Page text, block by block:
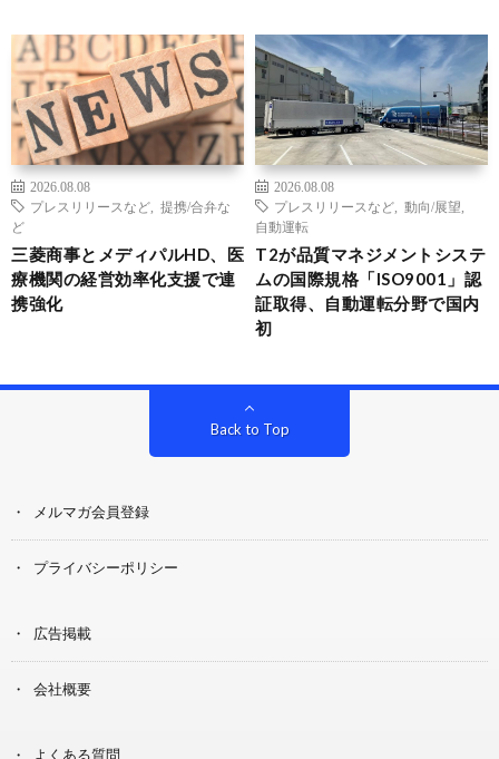
2026.08.08
プレスリリースなど
提携/合弁な
ど
三菱商事とメディパルHD、医
療機関の経営効率化支援で連
携強化
2026.08.08
プレスリリースなど
動向/展望
自動運転
T2が品質マネジメントシステ
ムの国際規格「ISO9001」認
証取得、自動運転分野で国内
初
Back to Top
メルマガ会員登録
プライバシーポリシー
広告掲載
会社概要
よくある質問